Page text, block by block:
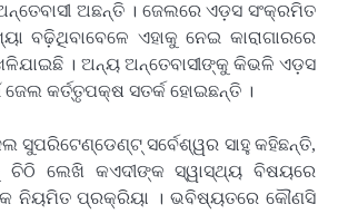
ଅଛନ୍ତି । ଜେଲରେ ଏଡ଼ସ ସଂକ୍ରମିତ
ବଢ଼ିଥିବାବେଳେ ଏହାକୁ ନେଇ କାରାଗାରରେ
। ଅନ୍ୟ ଅନ୍ତେବାସୀଙ୍କୁ କିଭଳି ଏଡ଼ସ
କର୍ତ୍ତୃପକ୍ଷ ସତର୍କ ହୋଇଛନ୍ତି ।
ସୁପରିଟେଣ୍ଡେଣ୍ଟ୍ ସର୍ବେଶ୍ୱର ସାହୁ କହିଛନ୍ତି,
ଚିଠି ଲେଖି କଏଦୀଙ୍କ ସ୍ୱାସ୍ଥ୍ୟ ବିଷୟରେ
ନିୟମିତ ପ୍ରକ୍ରିୟା । ଭବିଷ୍ୟତରେ କୌଣସି